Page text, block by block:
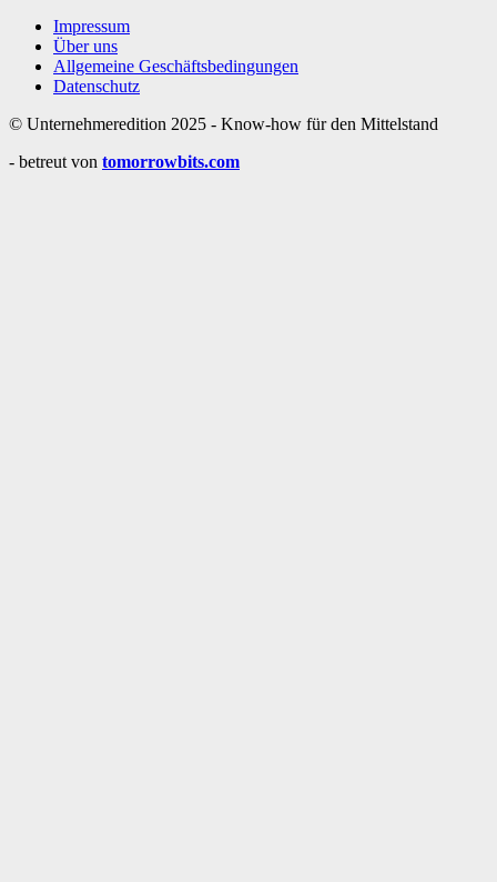
Impressum
Über uns
Allgemeine Geschäftsbedingungen
Datenschutz
© Unternehmeredition 2025 - Know-how für den Mittelstand
- betreut von tomorrowbits.com